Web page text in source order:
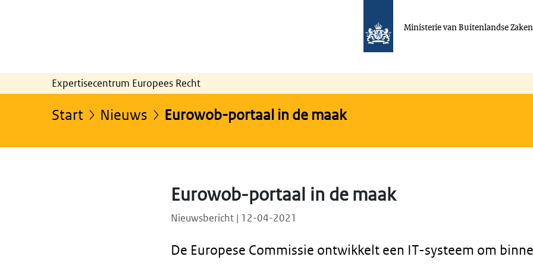
Ministerie van Buitenlandse Zaken
Expertisecentrum Europees Recht
Start Nieuws Eurowob-portaal in de maak
Eurowob-portaal in de maak
Nieuwsbericht | 12-04-2021
De Europese Commissie ontwikkelt een IT-systeem om